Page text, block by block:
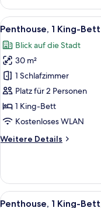
Suite,
1 King-
Bett
Schlafsofa,
Terrasse
(First
Class)
Alle
Fotos
für
Penthouse,
1 King-
Bett
(VIP)
anzeigen
3
Penthouse, 1 King-Bett
Blick auf die Stadt
30 m²
1 Schlafzimmer
Platz für 2 Personen
1 King-Bett
Kostenloses WLAN
Weitere Details
Weitere
1 King-
Bett
(VIP)
Alle
2
Penthouse, 1 King-